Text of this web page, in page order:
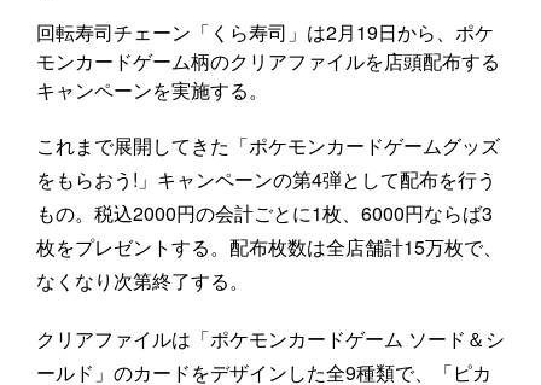
回転寿司チェーン「くら寿司」は2月19日から、ポケ
モンカードゲーム柄のクリアファイルを店頭配布する
キャンペーンを実施する。
これまで展開してきた「ポケモンカードゲームグッズ
をもらおう!」キャンペーンの第4弾として配布を行う
もの。税込2000円の会計ごとに1枚、6000円ならば3
枚をプレゼントする。配布枚数は全店舗計15万枚で、
なくなり次第終了する。
クリアファイルは「ポケモンカードゲーム ソード＆シ
ールド」のカードをデザインした全9種類で、「ピカ